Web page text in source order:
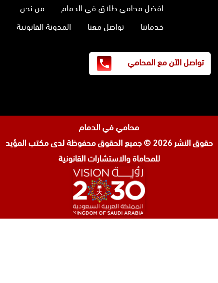
افضل محامي طلاق في الدمام
من نحن
خدماتنا
تواصل معنا المدونة القانونية
تواصل الآن مع المحامي
محامي في الدمام
حقوق النشر 2026 © جميع الحقوق محفوظة لدى
مكتب المؤيد
للمحاماة والاستشارات القانونية